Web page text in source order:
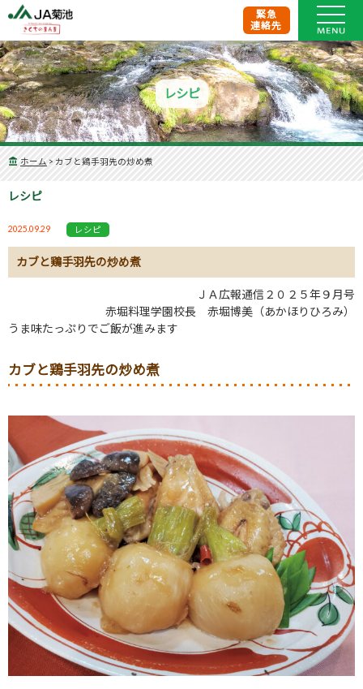
緊急
連絡先
レシピ
ホーム > カブと鶏手羽先の炒め煮
レシピ
2025.09.29 レシピ
カブと鶏手羽先の炒め煮
ＪＡ広報通信２０２５年９月号
赤堀料理学園校長 赤堀博美（あかほりひろみ）
うま味たっぷりでご飯が進みます
カブと鶏手羽先の炒め煮